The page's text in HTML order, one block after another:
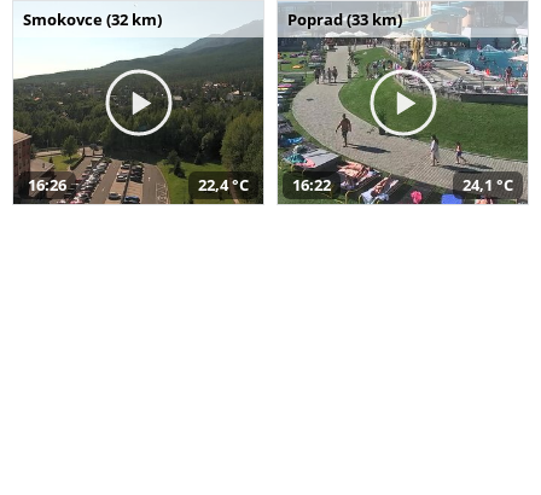
Smokovce (32 km)
16:26 22,4 °C
Poprad (33 km)
16:22 24,1 °C